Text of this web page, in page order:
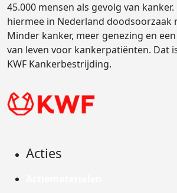
45.000 mensen als gevolg van kanker.
hiermee in Nederland doodsoorzaak
Minder kanker, meer genezing en
van leven voor kankerpatiënten. Dat
KWF Kankerbestrijding.
Acties